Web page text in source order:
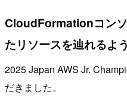
CloudFormationコン
たリソースを辿れるよ
2025 Japan AWS Jr.
だきました。